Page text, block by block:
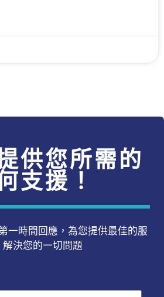
供您所需的
支援！
一時間回應，為您提供最佳的服
決您的一切問題